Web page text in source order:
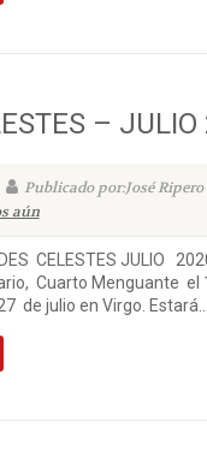
– JULIO
Publicado por:José Ripero
aún
CELESTES JULIO
Cuarto Menguante el
de julio en Virgo. Estará...